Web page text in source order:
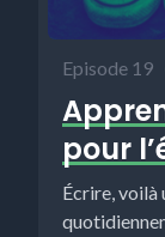
Episode 19
pour
Écrire, voilà